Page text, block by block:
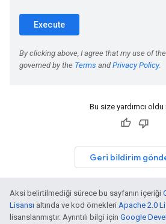
Bu size yardımcı oldu
Geri bildirim
Aksi belirtilmediği sürece bu sayfanın içeriği
Lisansı altında ve kod örnekleri Apache 2.0
lisanslanmıştır. Ayrıntılı bilgi için Google